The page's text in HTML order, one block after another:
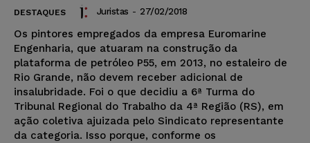
DESTAQUES Juristas - 27/02/2018
Os pintores empregados da empresa Euromarine
Engenharia, que atuaram na construção da
plataforma de petróleo P55, em 2013, no estaleiro de
Rio Grande, não devem receber adicional de
insalubridade. Foi o que decidiu a 6ª Turma do
Tribunal Regional do Trabalho da 4ª Região (RS), em
ação coletiva ajuizada pelo Sindicato representante
da categoria. Isso porque, conforme os